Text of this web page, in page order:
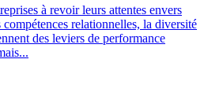
à revoir leurs attentes envers
relationnelles, la diversité
des leviers de performance